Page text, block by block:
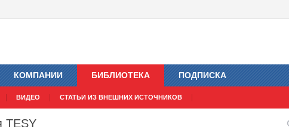
КОМПАНИИ БИБЛИОТЕКА
ВИДЕО СТАТЬИ ИЗ ВНЕШНИХ ИСТОЧНИКОВ
ПОДПИСКА
TESY